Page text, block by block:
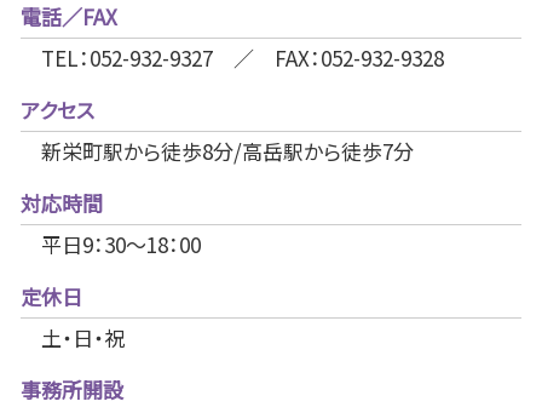
電話／FAX
TEL：052-932-9327 ／ FAX：052-932-9328
アクセス
新栄町駅から徒歩8分/高岳駅から徒歩7分
対応時間
平日9：30～18：00
定休日
土・日・祝
事務所開設